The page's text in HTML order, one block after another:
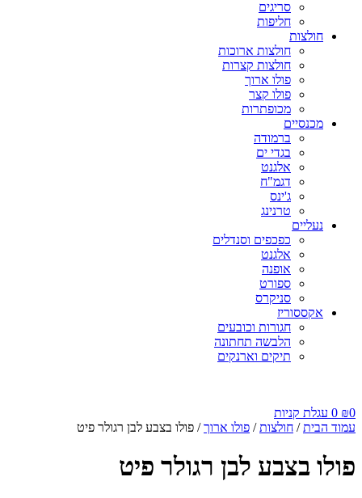
סריגים
חליפות
חולצות
חולצות ארוכות
חולצות קצרות
פולו ארוך
פולו קצר
מכופתרות
מכנסיים
ברמודה
בגדי ים
אלגנט
דגמ"ח
ג'ינס
טרנינג
נעליים
כפכפים וסנדלים
אלגנט
אופנה
ספורט
סניקרס
אקססוריז
חגורות וכובעים
הלבשה תחתונה
תיקים וארנקים
₪0
0 עגלת קניות
עמוד הבית/ חולצות/ פולו ארוך/ פולו בצבע לבן רגולר פיט
פולו בצבע לבן רגולר פיט